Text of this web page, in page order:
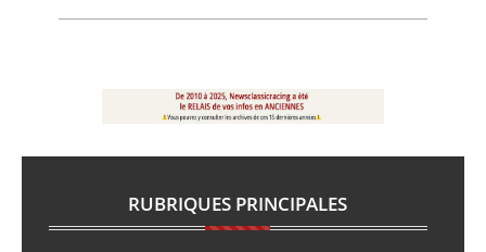
RUBRIQUES PRINCIPALES